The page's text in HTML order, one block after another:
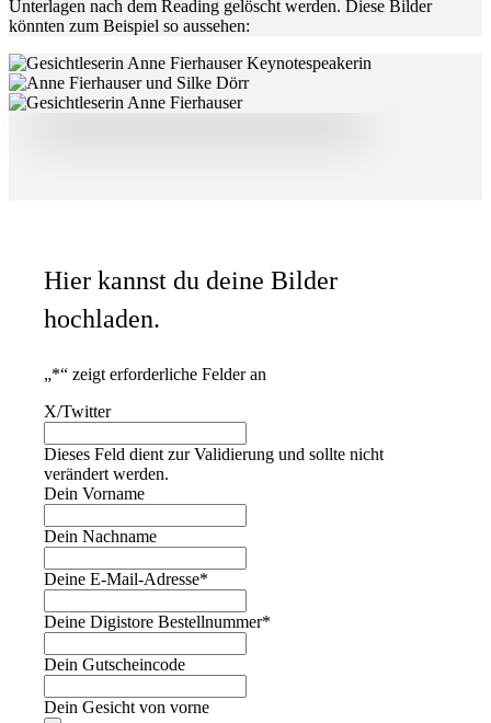
Unterlagen nach dem Reading gelöscht werden. Diese Bilder
könnten zum Beispiel so aussehen:
Hier kannst du deine Bilder
hochladen.
„*“ zeigt erforderliche Felder an
X/Twitter
Dieses Feld dient zur Validierung und sollte nicht
verändert werden.
Dein Vorname
Dein Nachname
Deine E-Mail-Adresse*
Deine Digistore Bestellnummer*
Dein Gutscheincode
Dein Gesicht von vorne